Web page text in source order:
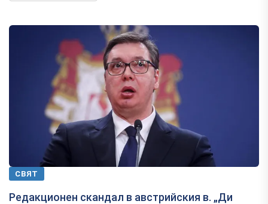
СВЯТ
Редакционен скандал в австрийския в. „Ди